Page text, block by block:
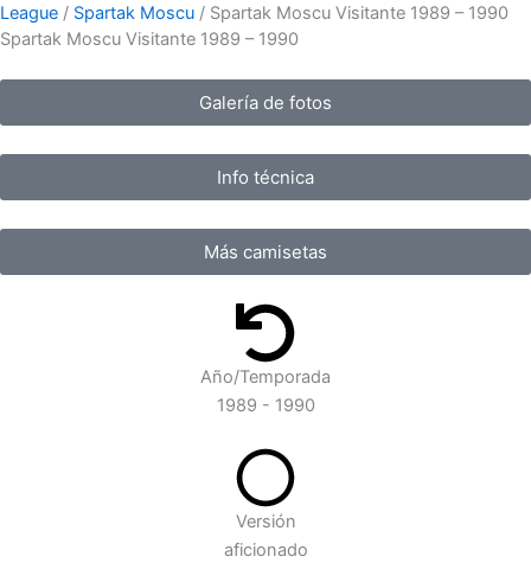
League / Spartak Moscu / Spartak Moscu Visitante 1989 – 1990
Spartak Moscu Visitante 1989 – 1990
Galería de fotos
Info técnica
Más camisetas
Año/Temporada
1989 - 1990
Versión
aficionado